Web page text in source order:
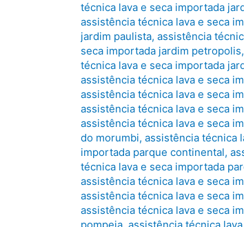
técnica lava e seca importada
assistência técnica lava e seca
jardim paulista, assistência
seca importada jardim petropolis,
técnica lava e seca importada
assistência técnica lava e seca
assistência técnica lava e seca
assistência técnica lava e seca
assistência técnica lava e seca
do morumbi, assistência técnica
importada parque continental,
técnica lava e seca importada
assistência técnica lava e seca
assistência técnica lava e seca
assistência técnica lava e seca